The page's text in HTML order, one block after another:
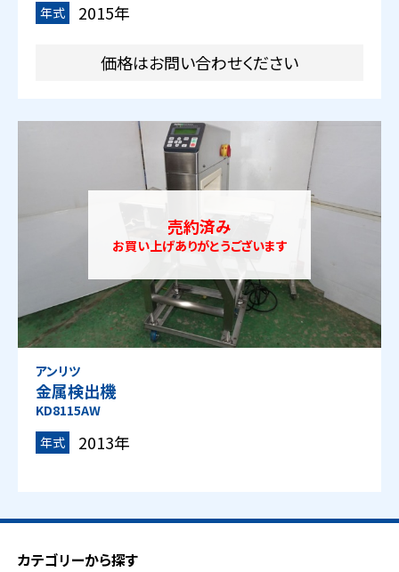
年式
2015年
価格はお問い合わせください
売約済み
お買い上げありがとうございます
アンリツ
金属検出機
KD8115AW
年式
2013年
カテゴリーから探す